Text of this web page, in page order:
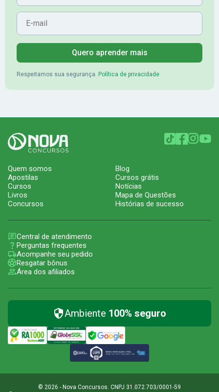
E-mail
Quero aprender mais
Respeitamos sua segurança. Política de privacidade
Quem somos
Apostilas
Cursos
Livros
Concursos
Blog
Cursos grátis
Notícias
Mapa de Questões
Histórias de sucesso
Central de atendimento
Perguntas frequentes
Acompanhe seu pedido
Resgatar bônus
Área dos afiliados
Ambiente 100% seguro
© 2026 - Nova Concursos. CNPJ 31.072.703/0001-59